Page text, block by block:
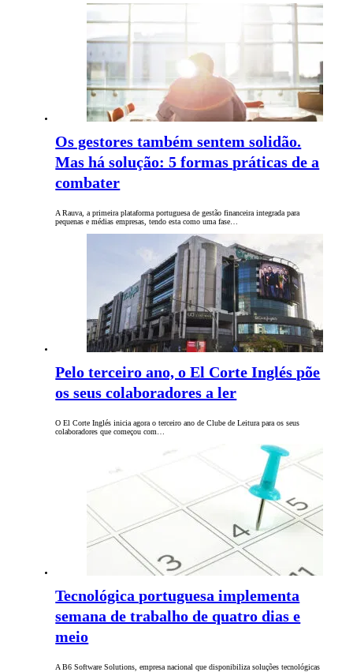
Os gestores também sentem solidão.
Mas há solução: 5 formas práticas de a
combater
A Rauva, a primeira plataforma portuguesa de gestão financeira integrada para
pequenas e médias empresas, tendo esta como uma fase…
Pelo terceiro ano, o El Corte Inglés põe
os seus colaboradores a ler
O El Corte Inglés inicia agora o terceiro ano de Clube de Leitura para os seus
colaboradores que começou com…
Tecnológica portuguesa implementa
semana de trabalho de quatro dias e
meio
A B6 Software Solutions, empresa nacional que disponibiliza soluções tecnológicas